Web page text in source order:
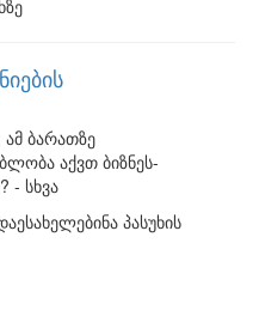
ბარათზე
აქვთ ბიზნეს-
- სხვა
პასუხის